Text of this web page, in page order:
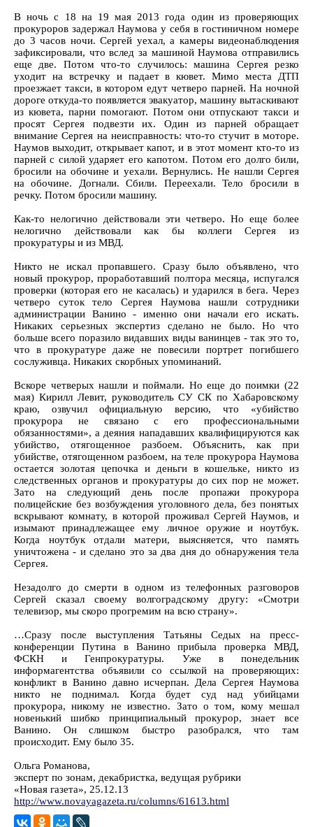
В ночь с 18 на 19 мая 2013 года один из проверяющих
прокуроров задержал Наумова у себя в гостиничном номере
до 3 часов ночи. Сергей уехал, а камеры видеонаблюдения
зафиксировали, что вслед за машиной Наумова отправились
еще две. Потом что-то случилось: машина Сергея резко
уходит на встречку и падает в кювет. Мимо места ДТП
проезжает такси, в котором едут четверо парней. На ночной
дороге откуда-то появляется эвакуатор, машину вытаскивают
из кювета, парни помогают. Потом они отпускают такси и
просят Сергея подвезти их. Один из парней обращает
внимание Сергея на неисправность: что-то стучит в моторе.
Наумов выходит, открывает капот, и в этот момент кто-то из
парней с силой ударяет его капотом. Потом его долго били,
бросили на обочине и уехали. Вернулись. Не нашли Сергея
на обочине. Догнали. Сбили. Переехали. Тело бросили в
речку. Потом бросили машину.
Как-то нелогично действовали эти четверо. Но еще более
нелогично действовали как бы коллеги Сергея из
прокуратуры и из МВД.
Никто не искал пропавшего. Сразу было объявлено, что
новый прокурор, проработавший полтора месяца, испугался
проверки (которая его не касалась) и ударился в бега. Через
четверо суток тело Сергея Наумова нашли сотрудники
администрации Ванино - именно они начали его искать.
Никаких серьезных экспертиз сделано не было. Но что
больше всего поразило видавших виды ванинцев - так это то,
что в прокуратуре даже не повесили портрет погибшего
сослуживца. Никаких скорбных упоминаний.
Вскоре четверых нашли и поймали. Но еще до поимки (22
мая) Кирилл Левит, руководитель СУ СК по Хабаровскому
краю, озвучил официальную версию, что «убийство
прокурора не связано с его профессиональными
обязанностями», а деяния нападавших квалифицируются как
убийство, отягощенное разбоем. Объяснить, как при
убийстве, отягощенном разбоем, на теле прокурора Наумова
остается золотая цепочка и деньги в кошельке, никто из
следственных органов и прокуратуры до сих пор не может.
Зато на следующий день после пропажи прокурора
полицейские без возбуждения уголовного дела, без понятых
вскрывают комнату, в которой проживал Сергей Наумов, и
изымают принадлежащее ему личное оружие и ноутбук.
Когда ноутбук отдали матери, выясняется, что память
уничтожена - и сделано это за два дня до обнаружения тела
Сергея.
Незадолго до смерти в одном из телефонных разговоров
Сергей сказал своему волгоградскому другу: «Смотри
телевизор, мы скоро прогремим на всю страну».
…Сразу после выступления Татьяны Седых на пресс-
конференции Путина в Ванино прибыла проверка МВД,
ФСКН и Генпрокуратуры. Уже в понедельник
информагентства объявили со ссылкой на проверяющих:
конфликт в Ванино давно исчерпан. Дела Сергея Наумова
никто не поднимал. Когда будет суд над убийцами
прокурора, никому не известно. Зато о том, кому мешал
новенький шибко принципиальный прокурор, знает все
Ванино. Он слишком быстро разобрался, что там
происходит. Ему было 35.
Ольга Романова,
эксперт по зонам, декабристка, ведущая рубрики
«Новая газета», 25.12.13
http://www.novayagazeta.ru/columns/61613.html